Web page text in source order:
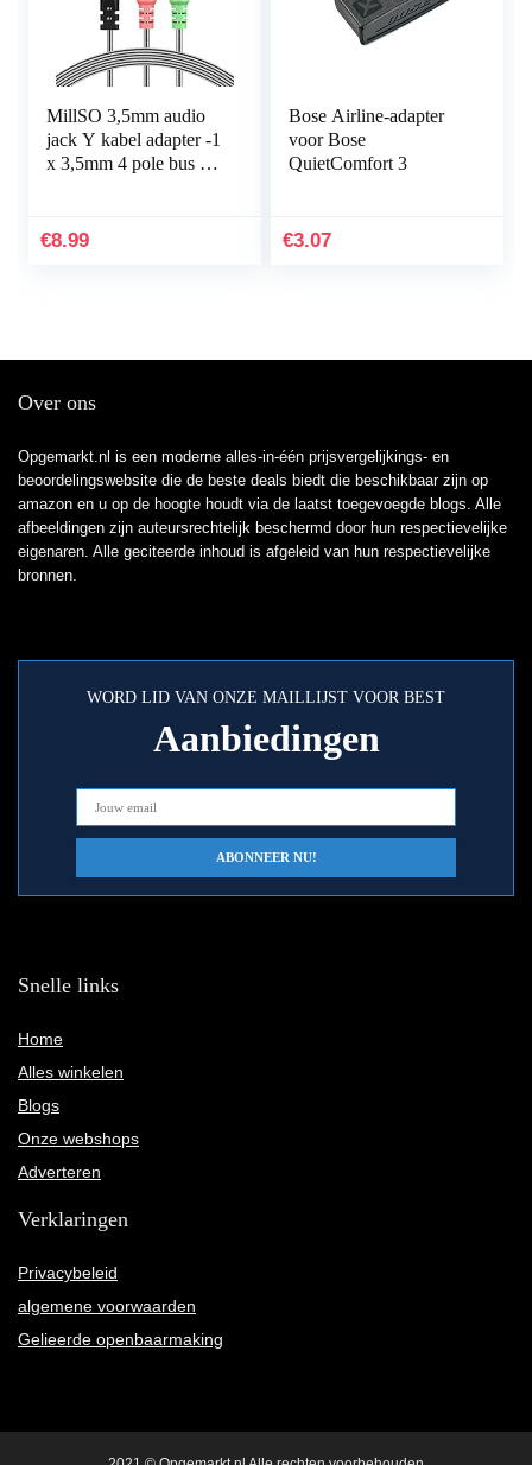
MillSO 3,5mm audio
jack Y kabel adapter -1
x 3,5mm 4 pole bus 2 x
hoofdtelefoon…
€8.99
Bose Airline-adapter
voor Bose
QuietComfort 3
€3.07
Over ons
Opgemarkt.nl is een moderne alles-in-één prijsvergelijkings- en
beoordelingswebsite die de beste deals biedt die beschikbaar zijn op
amazon en u op de hoogte houdt via de laatst toegevoegde blogs. Alle
afbeeldingen zijn auteursrechtelijk beschermd door hun respectievelijke
eigenaren. Alle geciteerde inhoud is afgeleid van hun respectievelijke
bronnen.
WORD LID VAN ONZE MAILLIJST VOOR BEST
Aanbiedingen
Snelle links
Home
Alles winkelen
Blogs
Onze webshops
Adverteren
Verklaringen
Privacybeleid
algemene voorwaarden
Gelieerde openbaarmaking